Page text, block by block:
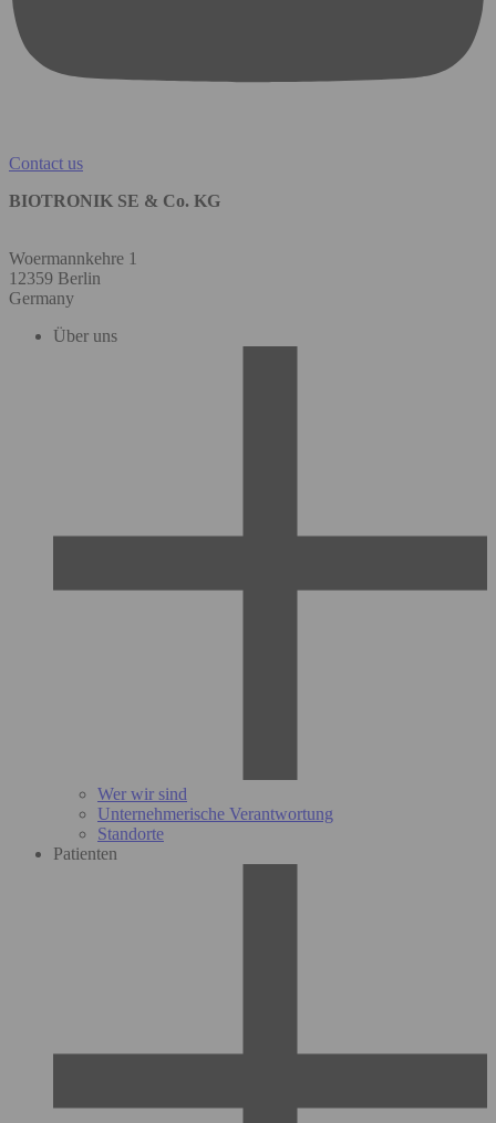
Contact us
BIOTRONIK SE & Co. KG
Woermannkehre 1
12359 Berlin
Germany
Über uns
Wer wir sind
Unternehmerische Verantwortung
Standorte
Patienten